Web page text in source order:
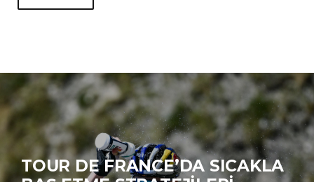
TOUR DE FRANCE’DA SICAKLA